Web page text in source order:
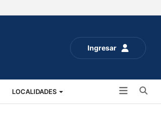
Ingresar
LOCALIDADES